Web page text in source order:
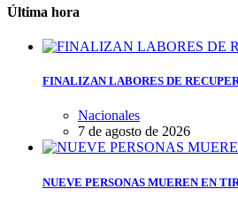
Última hora
FINALIZAN LABORES DE
Nacionales
7 de agosto de 2026
NUEVE PERSONAS MUEREN EN